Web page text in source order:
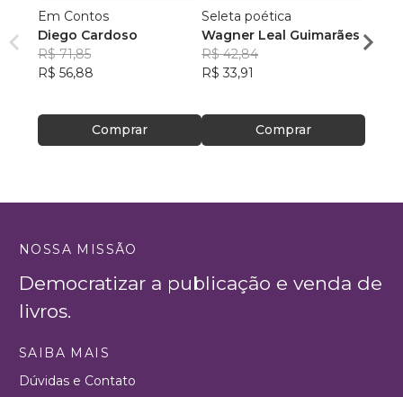
Em Contos
Diego Cardoso
R$ 71,85
R$ 56,88
Comprar
Seleta poética
Wagner Leal Guimarães
R$ 42,84
R$ 33,91
Comprar
ainda
Carla
NOSSA MISSÃO
Democratizar a publicação e venda de
livros.
SAIBA MAIS
Dúvidas e Contato